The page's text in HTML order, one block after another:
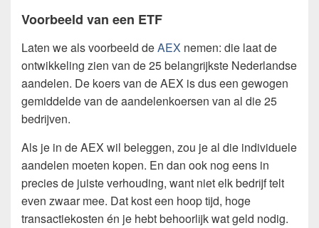
Voorbeeld van een ETF
Laten we als voorbeeld deAEX nemen: die laat de
ontwikkeling zien van de 25 belangrijkste Nederlandse
aandelen. De koers van de AEX is dus een gewogen
gemiddelde van de aandelenkoersen van al die 25
bedrijven.
Als je in de AEX wil beleggen, zou je al die individuele
aandelen moeten kopen. En dan ook nog eens in
precies de juiste verhouding, want niet elk bedrijf telt
even zwaar mee. Dat kost een hoop tijd, hoge
transactiekosten én je hebt behoorlijk wat geld nodig.